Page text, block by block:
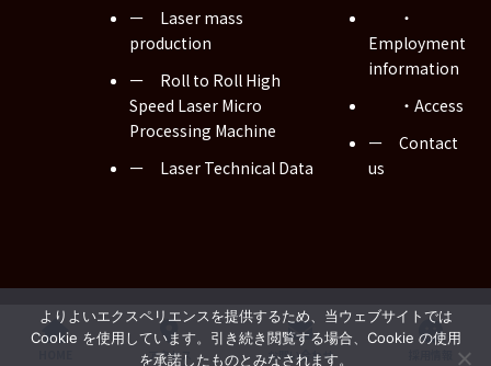
ー Laser mass
production
ー Roll to Roll High
Speed Laser Micro
Processing Machine
ー Laser Technical Data
・
Employment
information
・Access
ー Contact
us
Copyright © Musashi WIRED Co., Ltd. All Rights Reserved.
アクセス お問い合わせ
よりよいエクスペリエンスを提供するため、当ウェブサイトでは
Cookie を使用しています。引き続き閲覧する場合、Cookie の使用
を承諾したものとみなされます。